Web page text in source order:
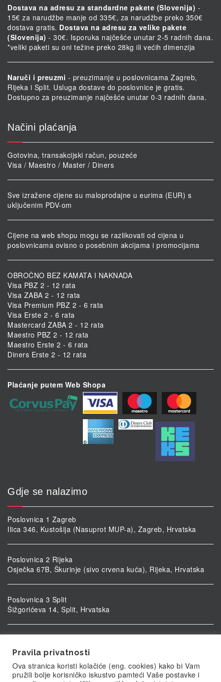
Dostava na adresu za standardne pakete (Slovenija) -
15€ za narudžbe manje od 335€, za narudžbe preko 350€
dostava gratis. Dostava na adresu za velike pakete
(Slovenija) - 30€. Isporuka najčešće unutar 2-5 radnih dana.
*veliki paketi su oni težine preko 28kg ili većih dimenzija
Naruči i preuzmi - preuzimanje u poslovnicama Zagreb,
Rijeka i Split. Usluga dostave do poslovnice je gratis.
Dostupno za preuzimanje najčešće unutar 0-3 radnih dana.
Načini plaćanja
Gotovina, transakcijski račun, pouzeće
Visa / Maestro / Master / Diners
Sve izražene cijene su maloprodajne u eurima (EUR) s
uključenim PDV-om
Cijene na web shopu mogu se razlikovati od cijena u
poslovnicama ovisno o posebnim akcijama i promocijama
OBROČNO BEZ KAMATA I NAKNADA
Visa PBZ 2 - 12 rata
Visa ZABA 2 - 12 rata
Visa Premium PBZ 2 - 6 rata
Visa Erste 2 - 6 rata
Mastercard ZABA 2 - 12 rata
Maestro PBZ 2 - 12 rata
Maestro Erste 2 - 6 rata
Diners Erste 2 - 12 rata
Plaćanje putem Web Shopa
Gdje se nalazimo
Poslovnica 1 Zagreb
Ilica 346, Kustošija (Nasuprot MUP-a), Zagreb, Hrvatska
Poslovnica 2 Rijeka
Osječka 67B, Škurinje (sivo crvena kuća), Rijeka, Hrvatska
Poslovnica 3 Split
Šižgorićeva 14, Split, Hrvatska
Ulica kardinala Alojzija Stepinca 5, Vukovar, Hrvatska
Pravila privatnosti
Ova stranica koristi kolačiće (eng. cookies) kako bi Vam
pružili bolje korisničko iskustvo pamteći Vaše postavke i